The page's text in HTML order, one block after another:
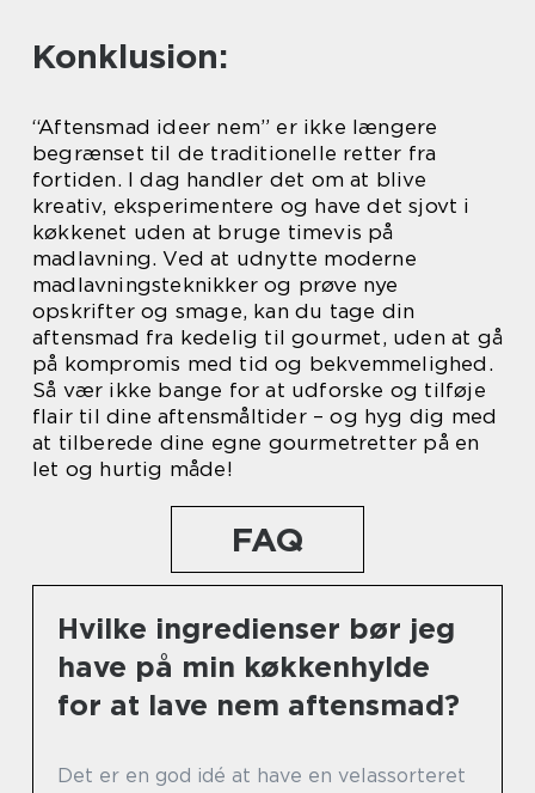
Konklusion:
“Aftensmad ideer nem” er ikke længere
begrænset til de traditionelle retter fra
fortiden. I dag handler det om at blive
kreativ, eksperimentere og have det sjovt i
køkkenet uden at bruge timevis på
madlavning. Ved at udnytte moderne
madlavningsteknikker og prøve nye
opskrifter og smage, kan du tage din
aftensmad fra kedelig til gourmet, uden at gå
på kompromis med tid og bekvemmelighed.
Så vær ikke bange for at udforske og tilføje
flair til dine aftensmåltider – og hyg dig med
at tilberede dine egne gourmetretter på en
let og hurtig måde!
FAQ
Hvilke ingredienser bør jeg
have på min køkkenhylde
for at lave nem aftensmad?
Det er en god idé at have en velassorteret